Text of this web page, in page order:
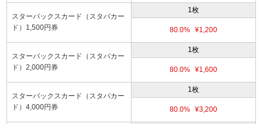
スターバックスカード（スタバカー
ド）1,500円券
1枚
80.0% ¥1,200
スターバックスカード（スタバカー
ド）2,000円券
1枚
80.0% ¥1,600
スターバックスカード（スタバカー
ド）4,000円券
1枚
80.0% ¥3,200